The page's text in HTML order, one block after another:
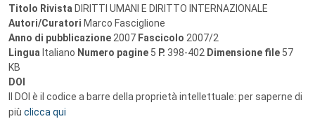
Titolo Rivista DIRITTI UMANI E DIRITTO INTERNAZIONALE
Autori/Curatori Marco Fasciglione
Anno di pubblicazione 2007 Fascicolo 2007/2
Lingua Italiano Numero pagine 5 P. 398-402 Dimensione file 57
KB
DOI
Il DOI è il codice a barre della proprietà intellettuale: per saperne di
più clicca qui